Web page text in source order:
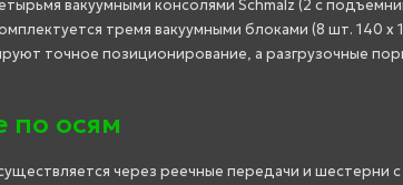
вакуумными консолями Schmalz (2 с
тремя вакуумными блоками (8 шт. 140 x
точное позиционирование, а разгрузочные
осям
через реечные передачи и шестерни